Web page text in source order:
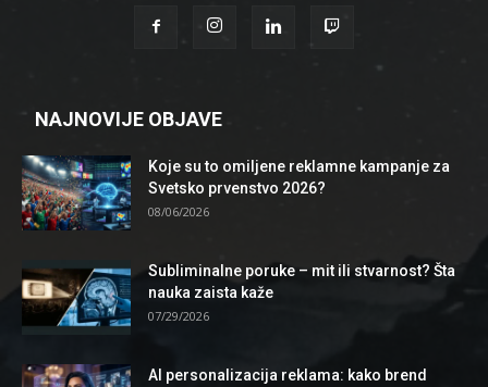
NAJNOVIJE OBJAVE
Koje su to omiljene reklamne kampanje za
Svetsko prvenstvo 2026?
08/06/2026
Subliminalne poruke – mit ili stvarnost? Šta
nauka zaista kaže
07/29/2026
AI personalizacija reklama: kako brend